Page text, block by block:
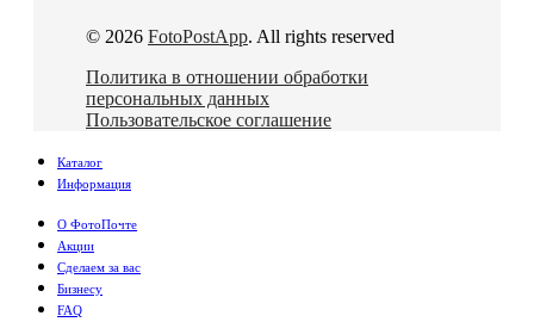
© 2026 FotoPostApp. All rights reserved
Политика в отношении обработки
персональных данных
Пользовательское соглашение
Каталог
Информация
О ФотоПочте
Акции
Сделаем за вас
Бизнесу
FAQ